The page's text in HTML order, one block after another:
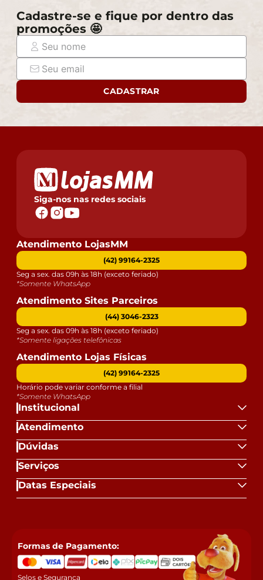
Cadastre-se e fique por dentro das
promoções 🤩
CADASTRAR
Siga-nos nas redes sociais
Institucional
Atendimento
Dúvidas
Serviços
Datas Especiais
Atendimento LojasMM
(42) 99164-2325
Seg a sex. das 09h às 18h (exceto feriado)
*Somente WhatsApp
Atendimento Sites Parceiros
(44) 3046-2323
Seg a sex. das 09h às 18h (exceto feriado)
*Somente ligações telefônicas
Atendimento Lojas Físicas
(42) 99164-2325
Horário pode variar conforme a filial
*Somente WhatsApp
Formas de Pagamento:
Selos e Segurança